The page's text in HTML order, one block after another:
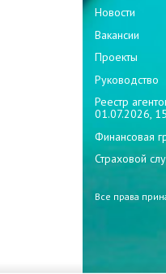
Новости
Вакансии
Проекты
Руководство
Реестр
01.07.2026,
Финансовая
Страховой
Все права